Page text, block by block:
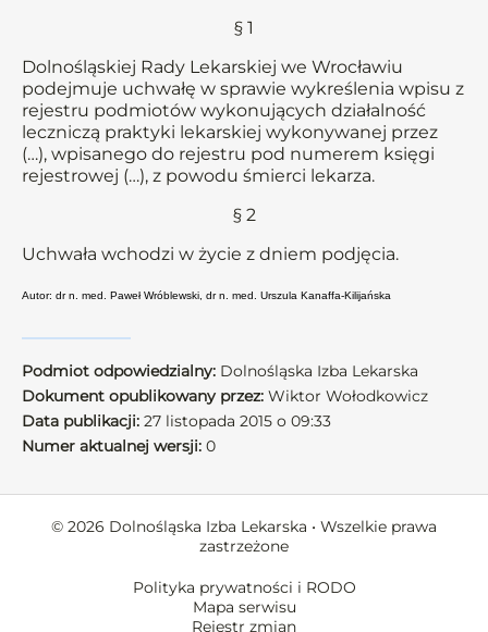
§ 1
Dolnośląskiej Rady Lekarskiej we Wrocławiu
podejmuje uchwałę w sprawie wykreślenia wpisu z
rejestru podmiotów wykonujących działalność
leczniczą praktyki lekarskiej wykonywanej przez
(…), wpisanego do rejestru pod numerem księgi
rejestrowej (…), z powodu śmierci lekarza.
§ 2
Uchwała wchodzi w życie z dniem podjęcia.
Autor: dr n. med. Paweł Wróblewski, dr n. med. Urszula Kanaffa-Kilijańska
Podmiot odpowiedzialny: Dolnośląska Izba Lekarska
Dokument opublikowany przez: Wiktor Wołodkowicz
Data publikacji: 27 listopada 2015 o 09:33
Numer aktualnej wersji: 0
© 2026 Dolnośląska Izba Lekarska • Wszelkie prawa
zastrzeżone
Polityka prywatności i RODO
Mapa serwisu
Rejestr zmian